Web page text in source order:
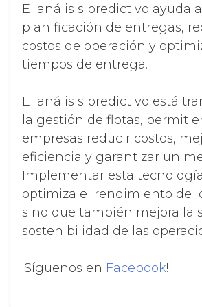
El análisis predictivo ayuda
planificación de entregas,
costos de operación y
tiempos de entrega.
El análisis predictivo está
la gestión de flotas,
empresas reducir costos,
eficiencia y garantizar un
Implementar esta
optimiza el rendimiento de
sino que también mejora la
sostenibilidad de las
¡Síguenos en Facebook!